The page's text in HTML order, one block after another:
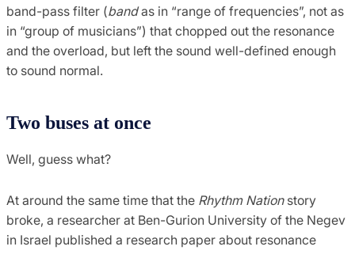
band-pass filter (bandas in “range of frequencies”, not as
in “group of musicians”) that chopped out the resonance
and the overload, but left the sound well-defined enough
to sound normal.
Two buses at once
Well, guess what?
At around the same time that the Rhythm Nationstory
broke, a researcher at Ben-Gurion University of the Negev
in Israel published a research paper about resonance